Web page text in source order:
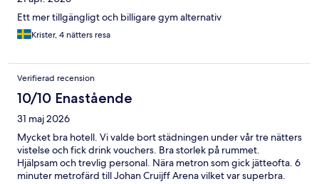
Ett mer tillgängligt och billigare gym alternativ
Krister, 4 nätters resa
Verifierad recension
10/10 Enastående
31 maj 2026
Mycket bra hotell. Vi valde bort städningen under vår tre nätters
vistelse och fick drink vouchers. Bra storlek på rummet.
Hjälpsam och trevlig personal. Nära metron som gick jätteofta. 6
minuter metrofärd till Johan Cruijff Arena vilket var superbra.